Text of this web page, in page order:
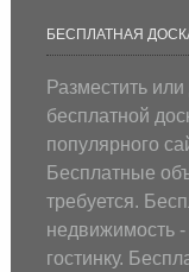
БЕСПЛАТНАЯ
Разместить
бесплатной
популярного
Бесплатные
требуется.
недвижимость
гостинку.